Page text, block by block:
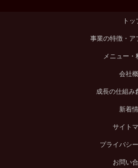
トッ
事業の特徴・ア
メニュー・
会社
成長の仕組み
新着
サイト
プライバシ
お問い